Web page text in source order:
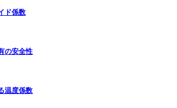
ド係数
の安全性
温度係数